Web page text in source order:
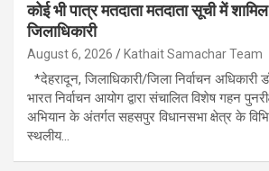
कोई भी पात्र मतदाता मतदाता सूची में
जिलाधिकारी
August 6, 2026 Kathait Samachar Team
*देहरादून, जिलाधिकारी/जिला निर्वाचन अधिकारी
भारत निर्वाचन आयोग द्वारा संचालित विशेष गहन
अभियान के अंतर्गत सहसपुर विधानसभा क्षेत्र के
स्थलीय…